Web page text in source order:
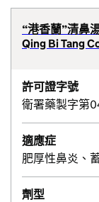
“港香蘭”清鼻
Qing Bi Tang
許可證字號
衛署藥製字第
適應症
肥厚性鼻炎、
劑型